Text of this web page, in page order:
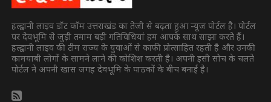
हल्द्वानी लाइव डॉट कॉम उत्तराखंड का तेजी से बढ़ता हुआ न्यूज पोर्टल है। पोर्टल
पर देवभूमि से जुड़ी तमाम बड़ी गतिविधियां हम आपके साथ साझा करते हैं।
हल्द्वानी लाइव की टीम राज्य के युवाओं से काफी प्रोत्साहित रहती है और उनकी
कामयाबी लोगों के सामने लाने की कोशिश करती है। अपनी इसी सोच के चलते
पोर्टल ने अपनी खास जगह देवभूमि के पाठकों के बीच बनाई है।